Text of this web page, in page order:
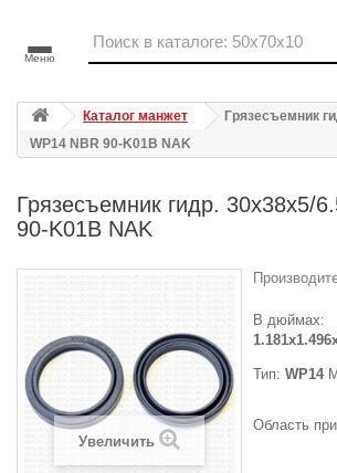
Меню
Каталог манжет
Грязесъемник
WP14 NBR 90-K01B NAK
Грязесъемник гидр. 30x38x5/
90-K01B NAK
Увеличить
В дюймах:
Тип: WP14
Область